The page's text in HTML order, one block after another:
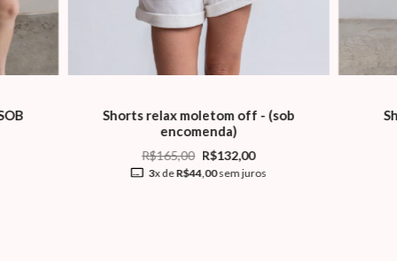
Shorts relax moletom off - (sob
encomenda)
R$165,00 R$132,00
3x deR$44,00sem juros